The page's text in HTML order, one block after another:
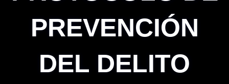
PREVENCIÓN
DEL DELITO